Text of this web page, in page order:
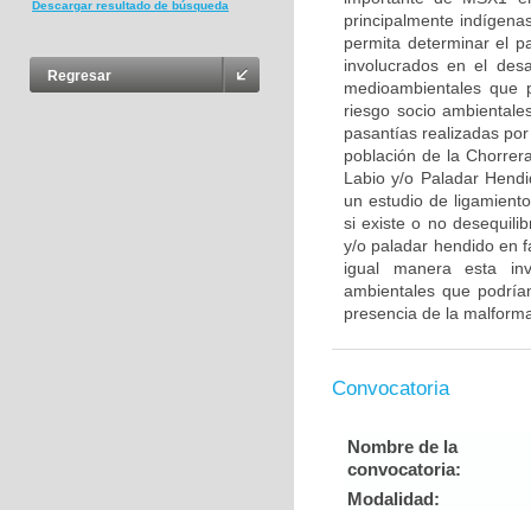
Descargar resultado de búsqueda
Regresar
principalmente
permita determinar el
involucrados en el
medioambientales
riesgo socio
pasantías realizadas
población de la
Labio y/o Paladar
un estudio de
si existe o no
y/o paladar hendido en
igual manera esta
ambientales que
presencia de la
Convocatoria
Nombre de la
convocatoria:
Modalidad: